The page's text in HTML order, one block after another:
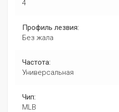
4
Профиль лезвия:
Без жала
Частота:
Универсальная
Чип:
MLB